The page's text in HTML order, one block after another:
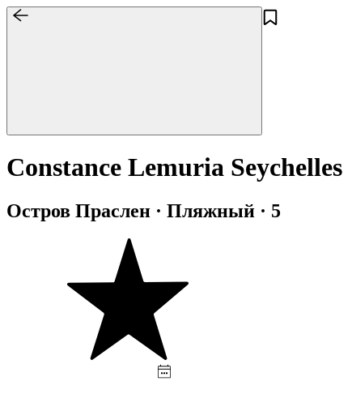
Constance Lemuria Seychelles
Остров Праслен · Пляжный · 5